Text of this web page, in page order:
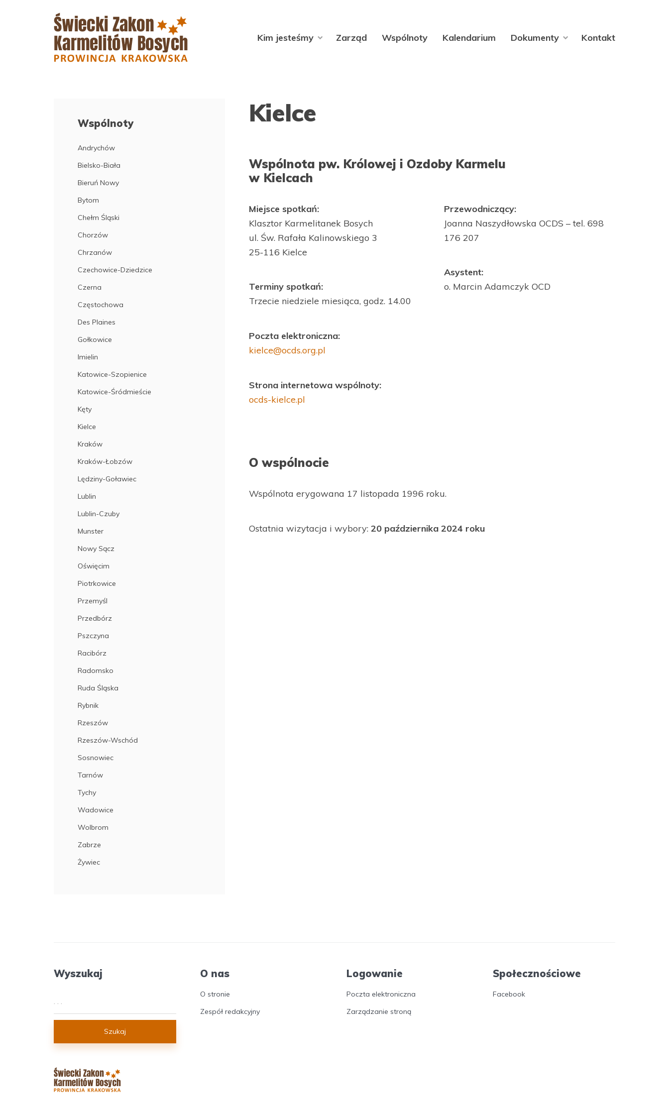
Kim jesteśmy Zarząd Wspólnoty Kalendarium Dokumenty Kontakt
Wspólnoty
Andrychów
Bielsko-Biała
Bieruń Nowy
Bytom
Chełm Śląski
Chorzów
Chrzanów
Czechowice-Dziedzice
Czerna
Częstochowa
Des Plaines
Gołkowice
Imielin
Katowice-Szopienice
Katowice-Śródmieście
Kęty
Kielce
Kraków
Kraków-Łobzów
Lędziny-Goławiec
Lublin
Lublin-Czuby
Munster
Nowy Sącz
Oświęcim
Piotrkowice
Przemyśl
Przedbórz
Pszczyna
Racibórz
Radomsko
Ruda Śląska
Rybnik
Rzeszów
Rzeszów-Wschód
Sosnowiec
Tarnów
Tychy
Wadowice
Wolbrom
Zabrze
Żywiec
Kielce
Wspólnota pw. Królowej i Ozdoby Karmelu
w Kielcach
Miejsce spotkań:
Klasztor Karmelitanek Bosych
ul. Św. Rafała Kalinowskiego 3
25-116 Kielce
Terminy spotkań:
Trzecie niedziele miesiąca, godz. 14.00
Poczta elektroniczna:
kielce@ocds.org.pl
Strona internetowa wspólnoty:
ocds-kielce.pl
Przewodniczący:
Joanna Naszydłowska OCDS – tel. 698
176 207
Asystent:
o. Marcin Adamczyk OCD
O wspólnocie
Wspólnota erygowana 17 listopada 1996 roku.
Ostatnia wizytacja i wybory: 20 października 2024 roku
Wyszukaj
Szukaj
O nas
O stronie
Zespół redakcyjny
Logowanie
Poczta elektroniczna
Zarządzanie stroną
Społecznościowe
Facebook